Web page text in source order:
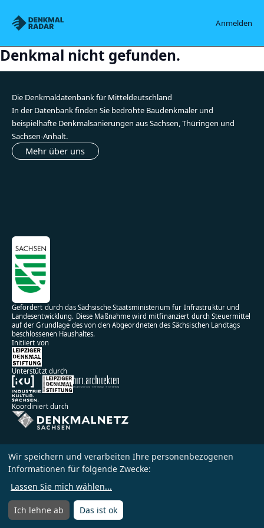
Denkmalradar Anmelden
Menü öffnen
Denkmal nicht gefunden.
Die Denkmaldatenbank für Mitteldeutschland
In der Datenbank finden Sie bedrohte Baudenkmäler und
beispielhafte Denkmalsanierungen aus Sachsen, Thüringen und
Sachsen-Anhalt.
Mehr über uns
Gefördert durch das Sächsische Staatsministerium für Infrastruktur und
Landesentwicklung. Diese Maßnahme wird mitfinanziert durch Steuermittel
auf der Grundlage des von den Abgeordneten des Sächsischen Landtags
beschlossenen Haushaltes.
Initiiert von
Unterstützt durch
Koordiniert durch
Impressum
Datenschutz
Wir speichern und verarbeiten Ihre personenbezogenen
Informationen für folgende Zwecke:
Lassen Sie mich wählen...
Ich lehne ab Das ist ok